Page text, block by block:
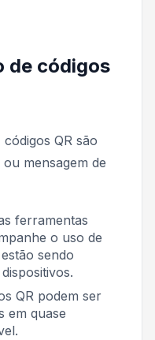
de códigos
QR são
mensagem de
ferramentas
o uso de
sendo
QR podem ser
​​em quase